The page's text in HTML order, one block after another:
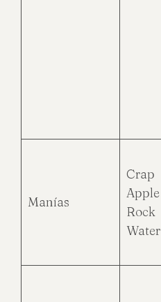
Manías
Crap
Apple
Rock
Water